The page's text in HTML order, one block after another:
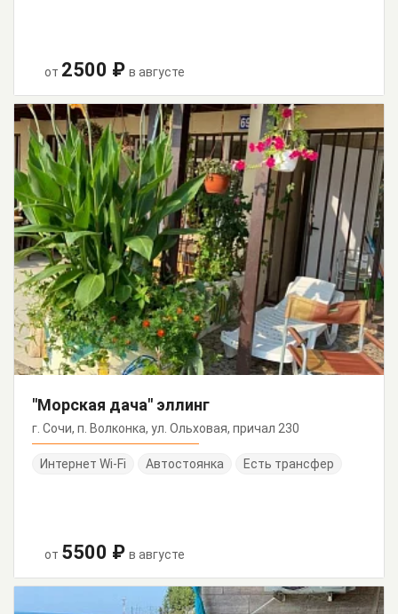
от 2500 ₽ в августе
"Морская дача" эллинг
г. Сочи, п. Волконка, ул. Ольховая, причал 230
Интернет Wi-Fi Автостоянка Есть трансфер
от 5500 ₽ в августе